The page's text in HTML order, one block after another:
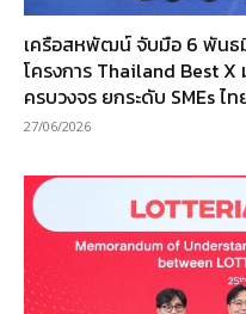
เครือสหพัฒน์ จับมือ 6 พันธ
โครงการ Thailand Best X
ครบวงจร ยกระดับ SMEs ไ
27/06/2026